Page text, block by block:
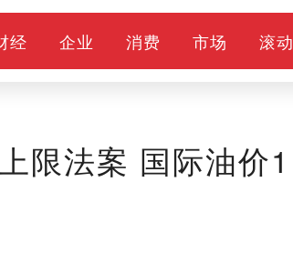
经 企业 消费 市场 滚动
限法案 国际油价1